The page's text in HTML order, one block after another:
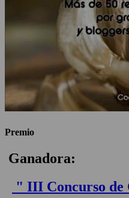
Premio
Ganadora:
" III Concurso de